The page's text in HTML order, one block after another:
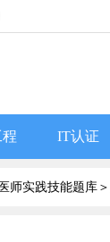
IT认证
师实践技能题库＞